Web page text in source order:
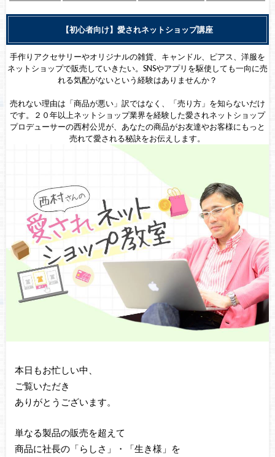
【初心者向け】愛されネットショップ講座
手作りアクセサリーやオリジナルの雑貨、キャンドル、ピアス、洋服を
ネットショップで販売していきたい。SNSやアプリを駆使しても一向に売
れる気配がないという経験はありませんか？
売れない理由は「商品が悪い」訳ではなく、「売り方」を知らないだけ
です。２０年以上ネットショップ業界を経験した愛されネットショップ
プロデューサーの西村公児が、あなたの商品がお友達やお客様にもっと
売れて愛される秘訣をお伝えします。
本日もお忙しい中、
ご覧いただき
ありがとうございます。
単なる製品の販売を超えて
商品に社長の「らしさ」・「生き様」を